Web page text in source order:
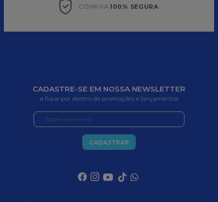
COMPRA 100% SEGURA
CADASTRE-SE EM NOSSA NEWSLETTER
e fique por dentro de promoções e lançamentos
CADASTRAR